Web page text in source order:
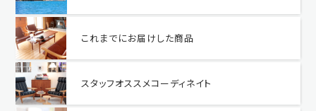
これまでにお届けした商品
スタッフオススメコーディネイト